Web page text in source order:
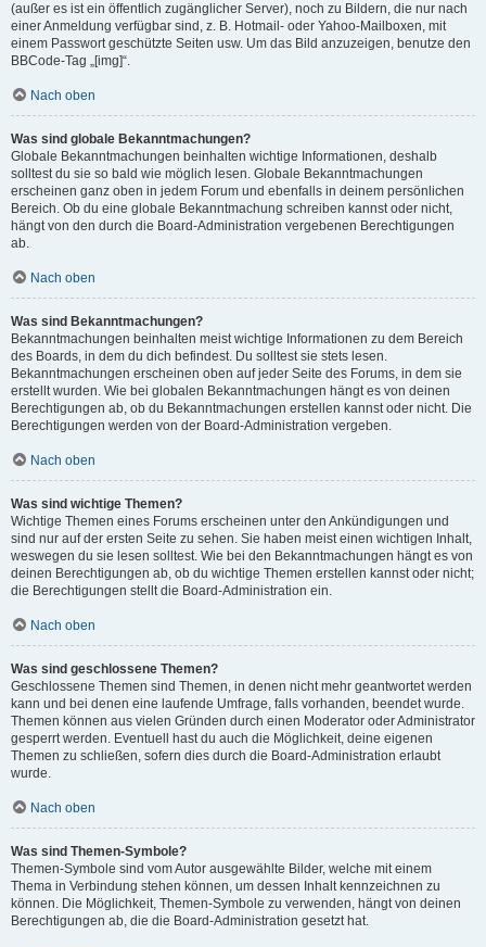
(außer es ist ein öffentlich zugänglicher Server), noch zu Bildern, die nur nach
einer Anmeldung verfügbar sind, z. B. Hotmail- oder Yahoo-Mailboxen, mit
einem Passwort geschützte Seiten usw. Um das Bild anzuzeigen, benutze den
BBCode-Tag „[img]“.
Nach oben
Was sind globale Bekanntmachungen?
Globale Bekanntmachungen beinhalten wichtige Informationen, deshalb
solltest du sie so bald wie möglich lesen. Globale Bekanntmachungen
erscheinen ganz oben in jedem Forum und ebenfalls in deinem persönlichen
Bereich. Ob du eine globale Bekanntmachung schreiben kannst oder nicht,
hängt von den durch die Board-Administration vergebenen Berechtigungen
ab.
Nach oben
Was sind Bekanntmachungen?
Bekanntmachungen beinhalten meist wichtige Informationen zu dem Bereich
des Boards, in dem du dich befindest. Du solltest sie stets lesen.
Bekanntmachungen erscheinen oben auf jeder Seite des Forums, in dem sie
erstellt wurden. Wie bei globalen Bekanntmachungen hängt es von deinen
Berechtigungen ab, ob du Bekanntmachungen erstellen kannst oder nicht. Die
Berechtigungen werden von der Board-Administration vergeben.
Nach oben
Was sind wichtige Themen?
Wichtige Themen eines Forums erscheinen unter den Ankündigungen und
sind nur auf der ersten Seite zu sehen. Sie haben meist einen wichtigen Inhalt,
weswegen du sie lesen solltest. Wie bei den Bekanntmachungen hängt es von
deinen Berechtigungen ab, ob du wichtige Themen erstellen kannst oder nicht;
die Berechtigungen stellt die Board-Administration ein.
Nach oben
Was sind geschlossene Themen?
Geschlossene Themen sind Themen, in denen nicht mehr geantwortet werden
kann und bei denen eine laufende Umfrage, falls vorhanden, beendet wurde.
Themen können aus vielen Gründen durch einen Moderator oder Administrator
gesperrt werden. Eventuell hast du auch die Möglichkeit, deine eigenen
Themen zu schließen, sofern dies durch die Board-Administration erlaubt
wurde.
Nach oben
Was sind Themen-Symbole?
Themen-Symbole sind vom Autor ausgewählte Bilder, welche mit einem
Thema in Verbindung stehen können, um dessen Inhalt kennzeichnen zu
können. Die Möglichkeit, Themen-Symbole zu verwenden, hängt von deinen
Berechtigungen ab, die die Board-Administration gesetzt hat.